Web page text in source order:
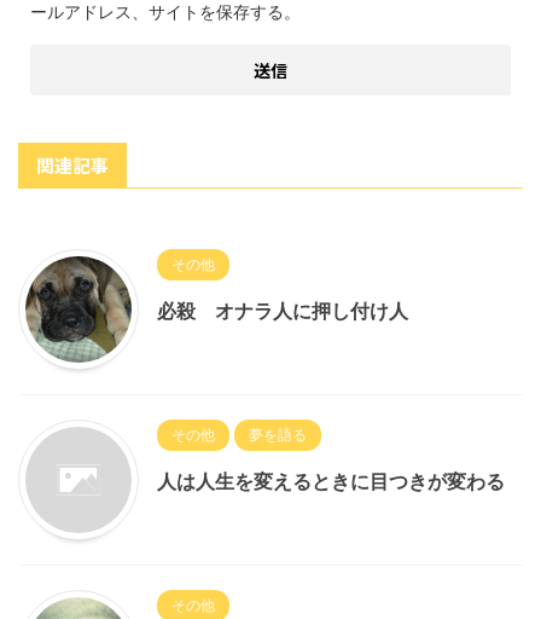
ールアドレス、サイトを保存する。
関連記事
その他
必殺 オナラ人に押し付け人
その他 夢を語る
人は人生を変えるときに目つきが変わる
その他